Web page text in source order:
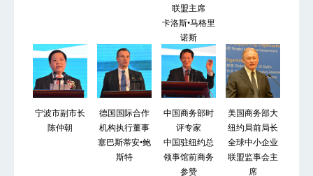
联盟主席
卡洛斯•马格里
诺斯
宁波市副市长
陈仲朝
德国国际合作
机构执行董事
塞巴斯蒂安•鲍
斯特
中国商务部时
评专家
中国驻纽约总
领事馆前商务
参赞
美国商务部大
纽约局前局长
全球中小企业
联盟监事会主
席